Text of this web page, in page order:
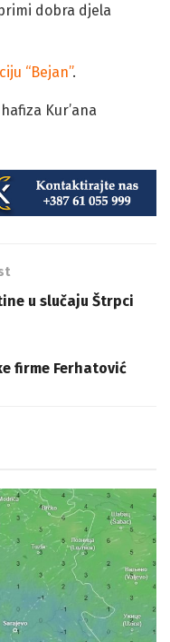
dobra djela
“Bejan”.
Kur’ana
u slučaju Štrpci
firme Ferhatović